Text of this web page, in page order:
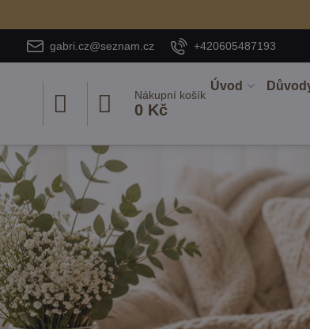
gabri.cz@seznam.cz +420605487193
Nákupní košík
0 Kč
Úvod